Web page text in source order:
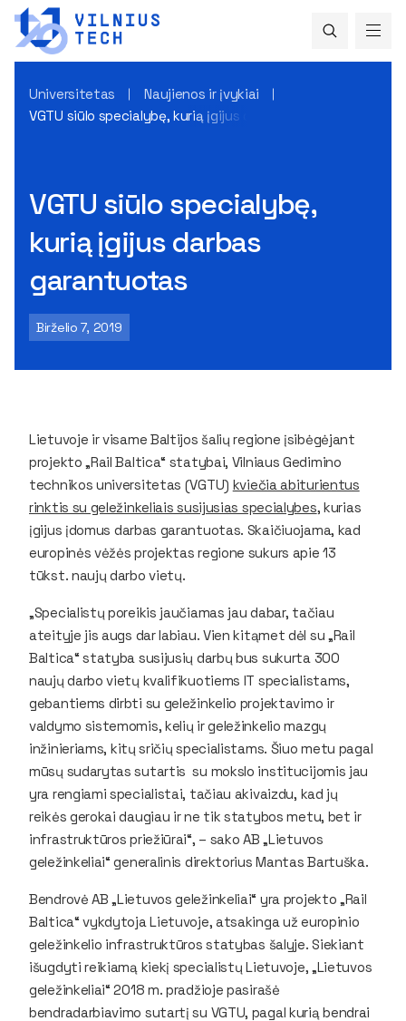
Universitetas
Naujienos ir įvykiai
VGTU siūlo specialybę, kurią įgijus darbas garantuotas
VGTU siūlo specialybę,
kurią įgijus darbas
garantuotas
Birželio 7, 2019
Lietuvoje ir visame Baltijos šalių regione įsibėgėjant
projekto „Rail Baltica“ statybai, Vilniaus Gedimino
technikos universitetas (VGTU) kviečia abiturientus
rinktis su geležinkeliais susijusias specialybes, kurias
įgijus įdomus darbas garantuotas. Skaičiuojama, kad
europinės vėžės projektas regione sukurs apie 13
tūkst. naujų darbo vietų.
„Specialistų poreikis jaučiamas jau dabar, tačiau
ateityje jis augs dar labiau. Vien kitąmet dėl su „Rail
Baltica“ statyba susijusių darbų bus sukurta 300
naujų darbo vietų kvalifikuotiems IT specialistams,
gebantiems dirbti su geležinkelio projektavimo ir
valdymo sistemomis, kelių ir geležinkelio mazgų
inžinieriams, kitų sričių specialistams. Šiuo metu pagal
mūsų sudarytas sutartis su mokslo institucijomis jau
yra rengiami specialistai, tačiau akivaizdu, kad jų
reikės gerokai daugiau ir ne tik statybos metu, bet ir
infrastruktūros priežiūrai“, – sako AB „Lietuvos
geležinkeliai“ generalinis direktorius Mantas Bartuška.
Bendrovė AB „Lietuvos geležinkeliai“ yra projekto „Rail
Baltica“ vykdytoja Lietuvoje, atsakinga už europinio
geležinkelio infrastruktūros statybas šalyje. Siekiant
išugdyti reikiamą kiekį specialistų Lietuvoje, „Lietuvos
geležinkeliai“ 2018 m. pradžioje pasirašė
bendradarbiavimo sutartį su VGTU, pagal kurią bendrai